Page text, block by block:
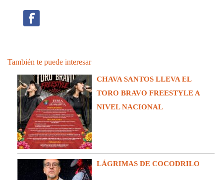
También te puede interesar
CHAVA SANTOS LLEVA EL
TORO BRAVO FREESTYLE A
NIVEL NACIONAL
LÁGRIMAS DE COCODRILO